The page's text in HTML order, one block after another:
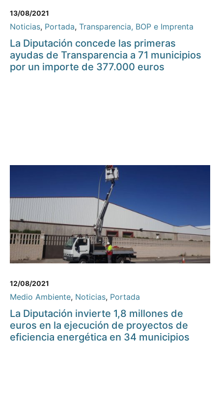
13/08/2021
Noticias, Portada, Transparencia, BOP e Imprenta
La Diputación concede las primeras
ayudas de Transparencia a 71 municipios
por un importe de 377.000 euros
12/08/2021
Medio Ambiente, Noticias, Portada
La Diputación invierte 1,8 millones de
euros en la ejecución de proyectos de
eficiencia energética en 34 municipios